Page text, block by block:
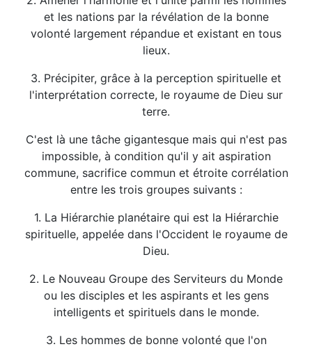
et les nations par la révélation de la bonne
volonté largement répandue et existant en tous
lieux.
3. Précipiter, grâce à la perception spirituelle et
l'interprétation correcte, le royaume de Dieu sur
terre.
C'est là une tâche gigantesque mais qui n'est pas
impossible, à condition qu'il y ait aspiration
commune, sacrifice commun et étroite corrélation
entre les trois groupes suivants :
1. La Hiérarchie planétaire qui est la Hiérarchie
spirituelle, appelée dans l'Occident le royaume de
Dieu.
2. Le Nouveau Groupe des Serviteurs du Monde
ou les disciples et les aspirants et les gens
intelligents et spirituels dans le monde.
3. Les hommes de bonne volonté que l'on